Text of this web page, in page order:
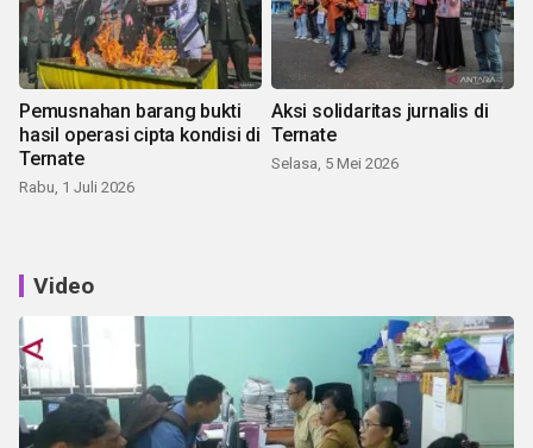
Pemusnahan barang bukti
hasil operasi cipta kondisi di
Ternate
Rabu, 1 Juli 2026
Aksi solidaritas jurnalis di
Ternate
Selasa, 5 Mei 2026
Video